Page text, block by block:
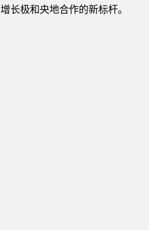
增长极和央地合作的新标杆。